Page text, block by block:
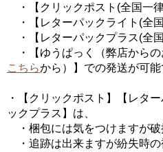
・【クリックポスト(全国一律
・【レターパックライト(全国
・【レターパックプラス(全国
・【ゆうぱっく（弊店から
こちらから）】での発送が可能
・【クリックポスト】【レタ
ックプラス】は、
・梱包には気をつけますが破
・追跡は出来ますが紛失時の